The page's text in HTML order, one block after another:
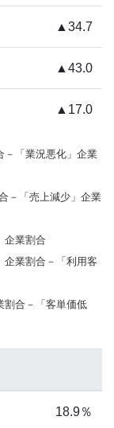
▲34.7
▲43.0
▲17.0
－「業況悪化」企業
－「売上減少」企業
企業割合
企業割合－「利用客
割合－「客単価低
18.9％